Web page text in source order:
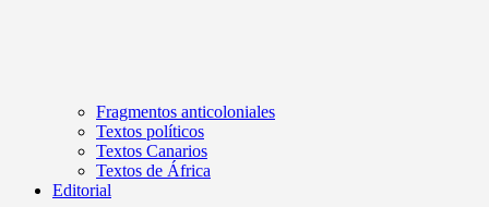
Fragmentos anticoloniales
Textos políticos
Textos Canarios
Textos de África
Editorial